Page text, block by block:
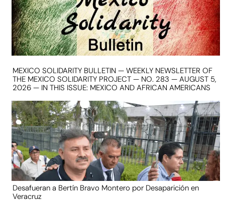
MEXICO SOLIDARITY BULLETIN — WEEKLY NEWSLETTER OF
THE MEXICO SOLIDARITY PROJECT — NO. 283 — AUGUST 5,
2026 — IN THIS ISSUE: MEXICO AND AFRICAN AMERICANS
Desafueran a Bertín Bravo Montero por Desaparición en
Veracruz